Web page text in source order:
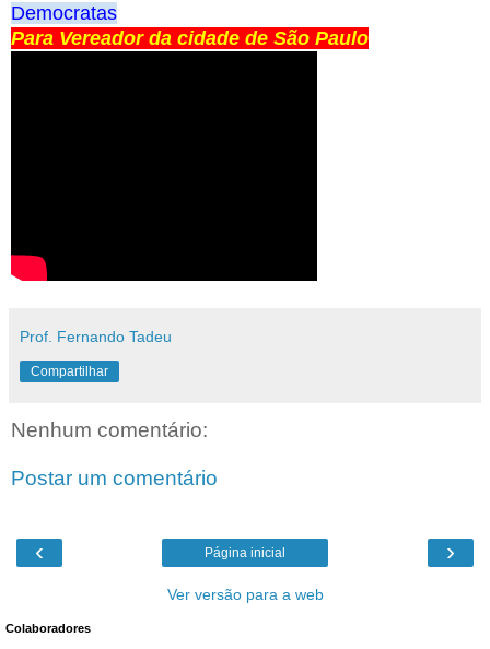
Democratas
Para Vereador da cidade de São Paulo
Prof. Fernando Tadeu
Compartilhar
Nenhum comentário:
Postar um comentário
‹ ›
Página inicial
Ver versão para a web
Colaboradores